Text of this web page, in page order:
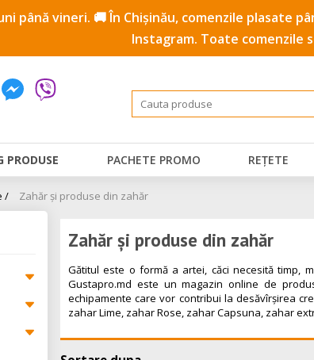
până vineri. 🚚 În Chișinău, comenzile plasate
Instagram. Toate comenzile
PRODUSE PACHETE PROMO REȚETE
/ Zahăr și produse din zahăr
Zahăr și produse din zahăr
Gătitul este o formă a artei, căci necesită timp,
Gustapro.md este un magazin online de
echipamente care vor contribui la desăvîrşirea
zahar Lime, zahar Rose, zahar Capsuna, zahar